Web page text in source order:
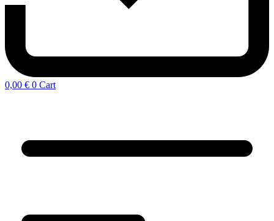
0,00 € 0 Cart